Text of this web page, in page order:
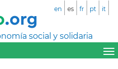
social y solidaria
en es fr pt it